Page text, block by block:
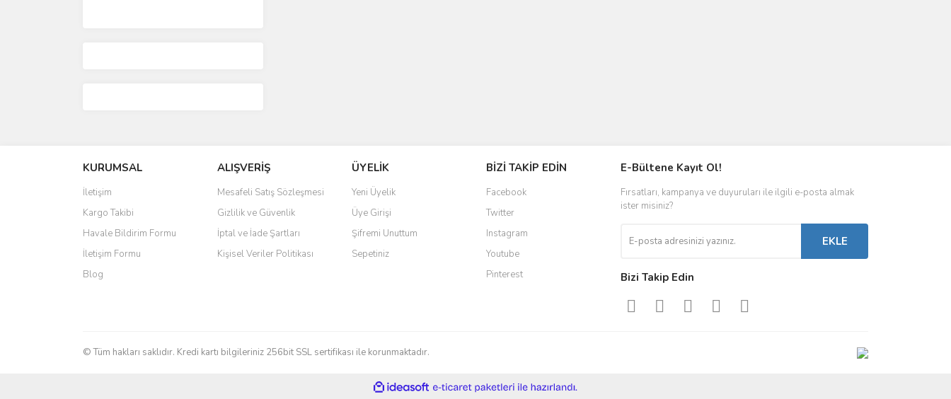
KURUMSAL
İletişim
Kargo Takibi
Havale Bildirim Formu
İletişim Formu
Blog
ALIŞVERİŞ
Mesafeli Satış Sözleşmesi
Gizlilik ve Güvenlik
İptal ve İade Şartları
Kişisel Veriler Politikası
ÜYELİK
Yeni Üyelik
Üye Girişi
Şifremi Unuttum
Sepetiniz
BİZİ TAKİP EDİN
Facebook
Twitter
Instagram
Youtube
Pinterest
E-Bültene Kayıt Ol!
Fırsatları, kampanya ve duyuruları ile ilgili e-posta almak
ister misiniz?
EKLE
Bizi Takip Edin
© Tüm hakları saklıdır. Kredi kartı bilgileriniz 256bit SSL sertifikası ile korunmaktadır.
ideasoft
e-